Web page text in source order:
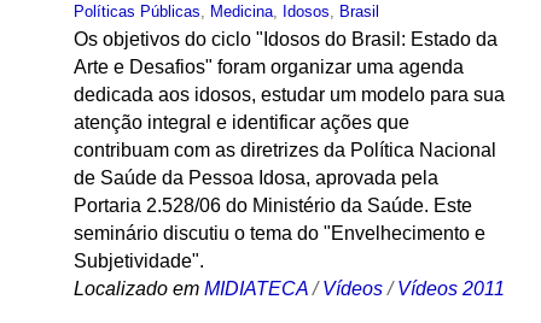
Políticas Públicas
Medicina, Idosos Brasil
Os objetivos do ciclo "Idosos do Brasil: Estado da
Arte e Desafios" foram organizar uma agenda
dedicada aos idosos, estudar um modelo para sua
atenção integral e identificar ações que
contribuam com as diretrizes da Política Nacional
de Saúde da Pessoa Idosa, aprovada pela
Portaria 2.528/06 do Ministério da Saúde. Este
seminário discutiu o tema do "Envelhecimento e
Subjetividade".
Localizado em MIDIATECA /Vídeos /Vídeos 2011